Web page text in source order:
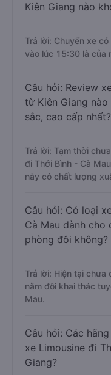
Kiên Giang nào
Trả lời: Chuyến xe
vào lúc 15:30 là của
Câu hỏi: Review
từ Kiên Giang
sắc, cao cấp nhất?
Trả lời: Tạm thời
đi Thới Bình - Cà
này có chất lượng
Câu hỏi: Có loại
Cà Mau dành cho
phòng đôi không?
Trả lời: Hiện tại chưa
nằm đôi khai thác
Mau.
Câu hỏi: Các
xe Limousine đi
Giang?